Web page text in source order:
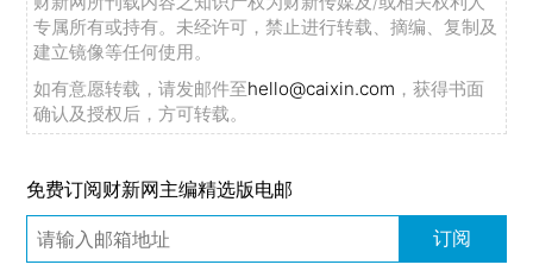
专属所有或持有。未经许可，禁止进行转载、摘编、复制及
建立镜像等任何使用。
如有意愿转载，请发邮件至hello@caixin.com ，获得书面
确认及授权后，方可转载。
免费订阅财新网主编精选版电邮
订阅